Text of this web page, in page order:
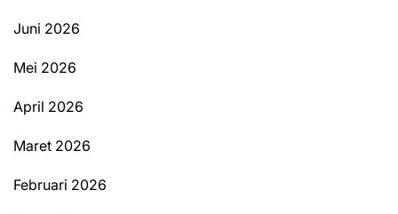
Juni 2026
Mei 2026
April 2026
Maret 2026
Februari 2026